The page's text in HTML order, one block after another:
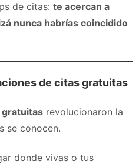
de citas: te acercan a
nunca habrías coincidido
de citas gratuitas
gratuitas revolucionaron la
se conocen.
donde vivas o tus